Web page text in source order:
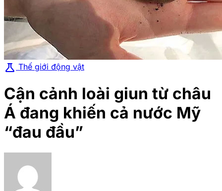
science Thế giới động vật
Cận cảnh loài giun từ châu
Á đang khiến cả nước Mỹ
“đau đầu”